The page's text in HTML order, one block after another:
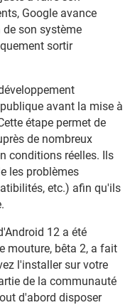
Google avance
son système
sortir
avant la mise à
étape permet de
de nombreux
conditions réelles. Ils
les problèmes
etc.) afin qu'ils
12 a été
mouture, bêta 2, a fait
l'installer sur votre
de la communauté
d'abord disposer